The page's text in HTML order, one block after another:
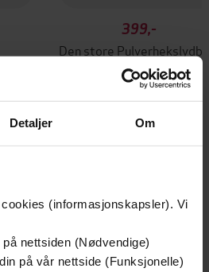
Detaljer Om
(informasjonskapsler). Vi
nettsiden (Nødvendige)
på vår nettside (Funksjonelle)
399,-
Ingunn Aamodt
LYDBOK